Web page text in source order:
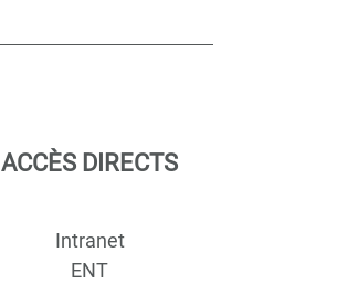
ACCÈS DIRECTS
Intranet
ENT